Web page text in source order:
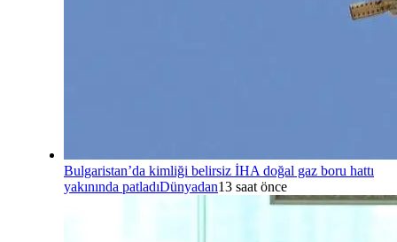
Bulgaristan’da kimliği belirsiz İHA doğal gaz boru hattı
yakınında patladıDünyadan13 saat önce